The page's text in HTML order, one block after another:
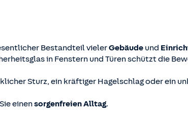
Bestandteil vielerGebäude und
in Fenstern und Türen schützt die
Sturz, ein kräftiger Hagelschlag oder ein
einensorgenfreien Alltag.